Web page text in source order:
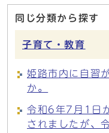
同じ分類から探す
子育て・教育
姫路市内に自習
か。
令和6年7月1日
されましたが、